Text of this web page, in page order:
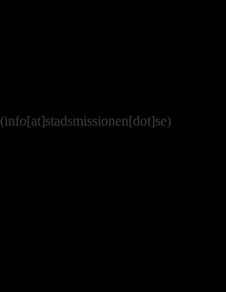
(info[at]stadsmissionen[dot]se)